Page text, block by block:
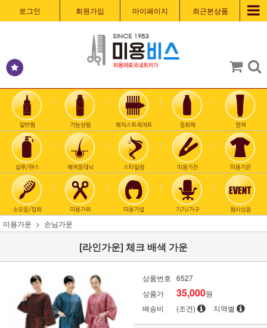
로그인 회원가입 마이페이지 최근본상품
미용가운 손님가운
[라인가운] 체크 배색 가운
상품번호 6527
상품가
35,000원
배송비
(조건) 지역별